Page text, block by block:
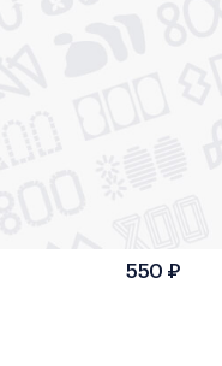
550 ₽